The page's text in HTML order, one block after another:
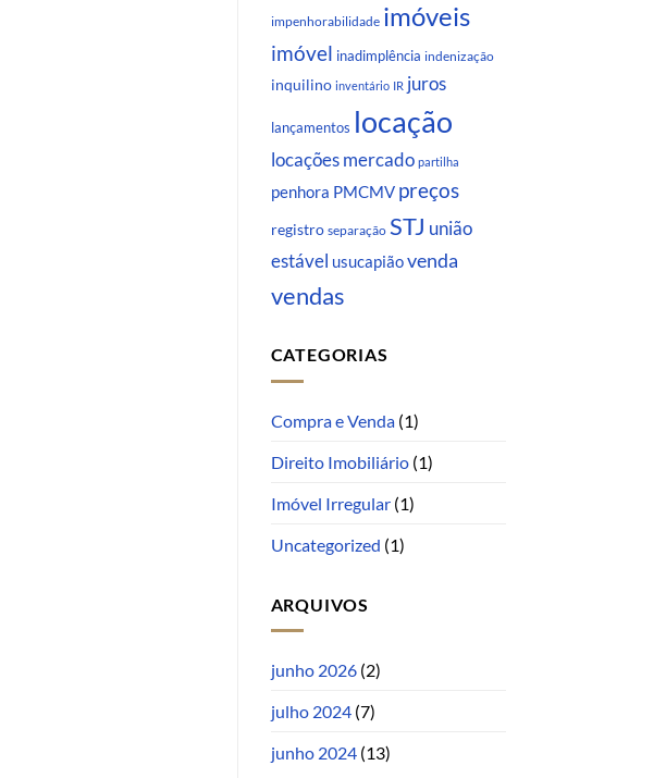
impenhorabilidade imóveis
imóvel inadimplência indenização
inquilino inventário IR juros
lançamentos locação
locações mercado partilha
penhora PMCMV preços
registro separação STJ união
estável usucapiãovenda
vendas
CATEGORIAS
Compra e Venda(1)
Direito Imobiliário(1)
Imóvel Irregular(1)
Uncategorized (1)
ARQUIVOS
junho 2026(2)
julho 2024(7)
junho 2024(13)